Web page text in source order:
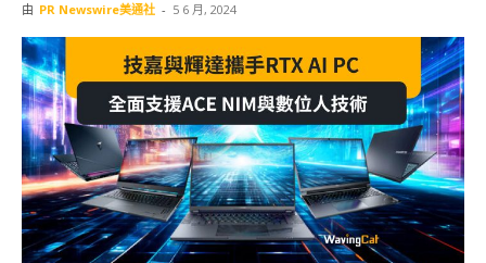
由 PR Newswire美通社 - 5 6 月, 2024